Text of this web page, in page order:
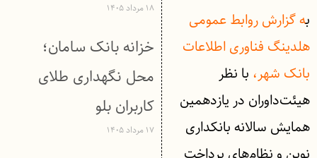
به گزارش روابط عمومی
هلدینگ فناوری اطلاعات
بانک شهر، با نظر
هیئت‌داوران در یازدهمین
همایش سالانه بانکداری
۱۸ مرداد ۱۴۰۵
خزانه بانک سامان؛
محل نگهداری طلای
کاربران بلو
۱۷ مرداد ۱۴۰۵